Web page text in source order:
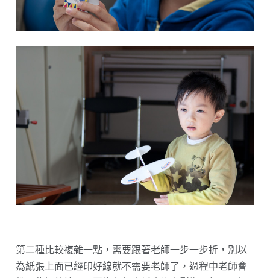
第二種比較複雜一點，需要跟著老師一步一步折，別以
為紙張上面已經印好線就不需要老師了，過程中老師會